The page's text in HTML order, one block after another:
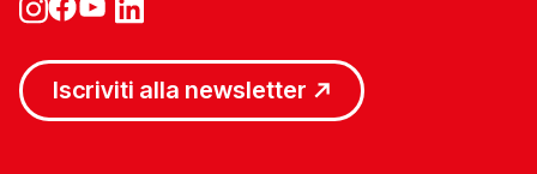
Iscriviti alla newsletter